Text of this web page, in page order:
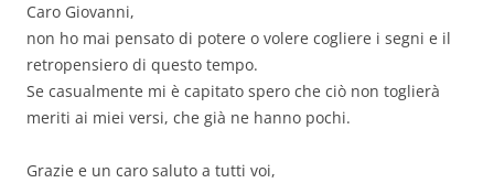
Caro Giovanni,
non ho mai pensato di potere o volere cogliere i segni e il
retropensiero di questo tempo.
Se casualmente mi è capitato spero che ciò non toglierà
meriti ai miei versi, che già ne hanno pochi.
Grazie e un caro saluto a tutti voi,